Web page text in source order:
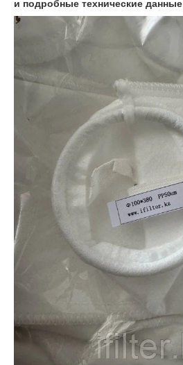
и подробные технические данные